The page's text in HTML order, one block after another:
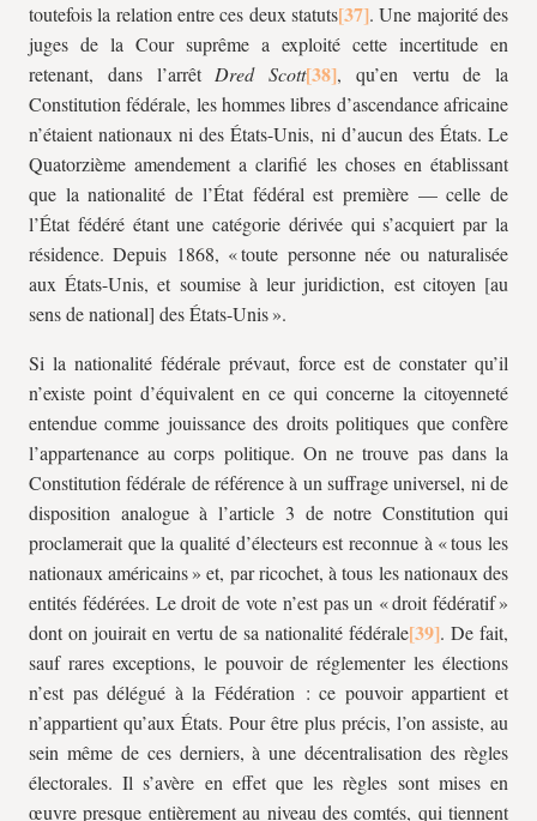
toutefois la relation entre ces deux statuts
. Une majorité des
juges de la Cour suprême a exploité cette incertitude en
retenant, dans l’arrêt Dred Scott
, qu’en vertu de la
Constitution fédérale, les hommes libres d’ascendance africaine
n’étaient nationaux ni des États-Unis, ni d’aucun des États. Le
Quatorzième amendement a clarifié les choses en établissant
que la nationalité de l’État fédéral est première — celle de
l’État fédéré étant une catégorie dérivée qui s’acquiert par la
résidence. Depuis 1868, « toute personne née ou naturalisée
aux États-Unis, et soumise à leur juridiction, est citoyen [au
sens de national] des États-Unis ».
Si la nationalité fédérale prévaut, force est de constater qu’il
n’existe point d’équivalent en ce qui concerne la citoyenneté
entendue comme jouissance des droits politiques que confère
l’appartenance au corps politique. On ne trouve pas dans la
Constitution fédérale de référence à un suffrage universel, ni de
disposition analogue à l’article 3 de notre Constitution qui
proclamerait que la qualité d’électeurs est reconnue à « tous les
nationaux américains » et, par ricochet, à tous les nationaux des
entités fédérées. Le droit de vote n’est pas un « droit fédératif »
dont on jouirait en vertu de sa nationalité fédérale
. De fait,
sauf rares exceptions, le pouvoir de réglementer les élections
n’est pas délégué à la Fédération : ce pouvoir appartient et
n’appartient qu’aux États. Pour être plus précis, l’on assiste, au
sein même de ces derniers, à une décentralisation des règles
électorales. Il s’avère en effet que les règles sont mises en
œuvre presque entièrement au niveau des comtés, qui tiennent